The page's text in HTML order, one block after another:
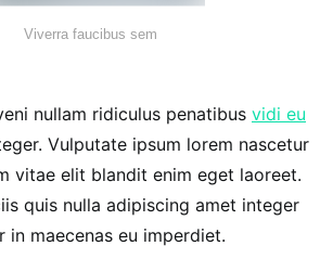
Viverra faucibus sem
nullam ridiculus penatibus vidi eu
Vulputate ipsum lorem nascetur
vitae elit blandit enim eget laoreet.
quis nulla adipiscing amet integer
in maecenas eu imperdiet.